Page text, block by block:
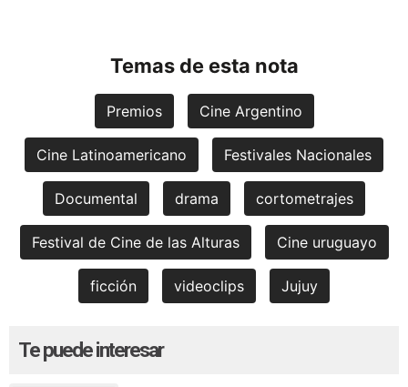
Temas de esta nota
Premios Cine Argentino
Cine Latinoamericano Festivales Nacionales
Documental drama cortometrajes
Festival de Cine de las Alturas Cine uruguayo
ficción videoclips Jujuy
Te puede interesar